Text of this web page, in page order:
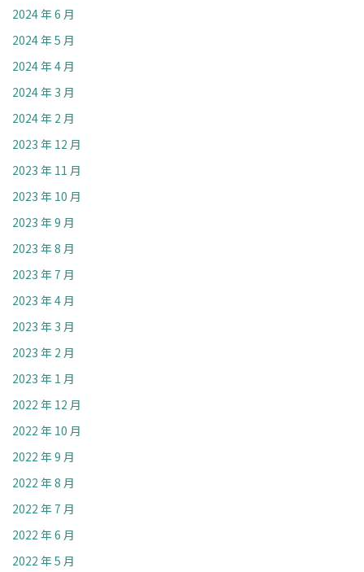
2024 年 6 月
2024 年 5 月
2024 年 4 月
2024 年 3 月
2024 年 2 月
2023 年 12 月
2023 年 11 月
2023 年 10 月
2023 年 9 月
2023 年 8 月
2023 年 7 月
2023 年 4 月
2023 年 3 月
2023 年 2 月
2023 年 1 月
2022 年 12 月
2022 年 10 月
2022 年 9 月
2022 年 8 月
2022 年 7 月
2022 年 6 月
2022 年 5 月